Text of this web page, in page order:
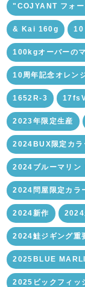
"COJYANT フォ
& Kai 160g 10
100kgオーバーの
10周年記念オレン
1652R-3
2023年限定生産
2024BUX限定カラ
2024ブルーマリン
2024問屋限定カラ
2024新作 2024
2024鮭ジギング重
2025BLUE
2025ビックフィッ